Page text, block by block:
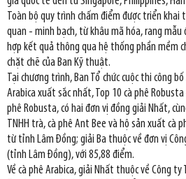
Toàn bộ quy trình chấm điểm được triển khai
quan - minh bạch, từ khâu mã hóa, rang
hợp kết quả thông qua hệ thống phần mềm
chặt chẽ của Ban Kỹ thuật.
Tại chương trình, Ban Tổ chức cuộc thi công
Arabica xuất sắc nhất, Top 10 cà phê
phê Robusta, có hai đơn vị đồng giải Nhất,
TNHH trà, cà phê Ant Bee và hộ sản xuất cà
từ tỉnh Lâm Đồng; giải Ba thuộc về đơn vị
(tỉnh Lâm Đồng), với 85,88 điểm.
Về cà phê Arabica, giải Nhất thuộc về Công ty